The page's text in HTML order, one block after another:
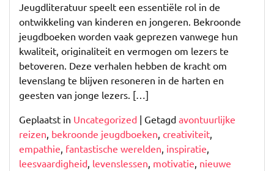
Jeugdliteratuur speelt een essentiële rol in de
ontwikkeling van kinderen en jongeren. Bekroonde
jeugdboeken worden vaak geprezen vanwege hun
kwaliteit, originaliteit en vermogen om lezers te
betoveren. Deze verhalen hebben de kracht om
levenslang te blijven resoneren in de harten en
geesten van jonge lezers. […]
Geplaatst in Uncategorized | Getagd avontuurlijke
reizen, bekroonde jeugdboeken, creativiteit,
empathie, fantastische werelden, inspiratie,
leesvaardigheid, levenslessen, motivatie, nieuwe